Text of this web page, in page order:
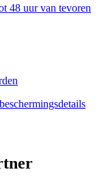
48 uur van tevoren